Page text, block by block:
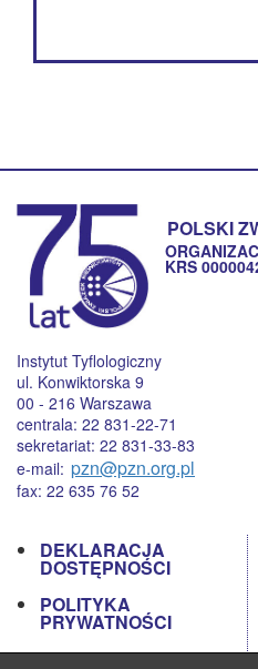
POLSKI
KRS
Instytut Tyflologiczny
ul. Konwiktorska 9
00 - 216 Warszawa
centrala: 22 831-22-71
sekretariat: 22 831-33-83
e-mail: pzn@pzn.org.pl
fax: 22 635 76 52
DEKLARACJA
DOSTĘPNOŚCI
POLITYKA
PRYWATNOŚCI
RODO